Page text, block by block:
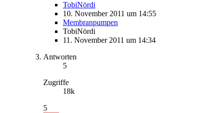
TobiNördi
10. November 2011 um 14:55
Membranpumpen
TobiNördi
11. November 2011 um 14:34
Antworten
5
Zugriffe
18k
5